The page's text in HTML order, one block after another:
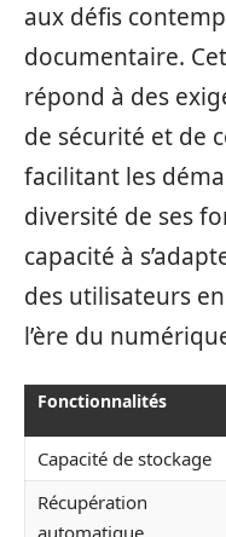
aux défis
documentaire.
répond à des
de sécurité et de
facilitant les
diversité de ses
capacité à
des utilisateurs
l’ère du
Fonctionnalités
Capacité de stockage
Récupération
automatique